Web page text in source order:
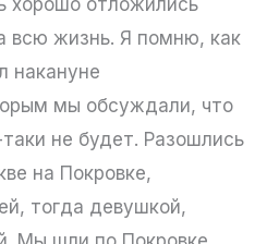
хорошо отложились
всю жизнь. Я помню, как
накануне
мы обсуждали, что
не будет. Разошлись
на Покровке,
тогда девушкой,